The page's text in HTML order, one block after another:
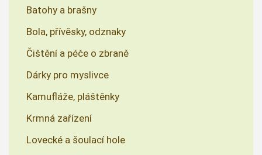
Batohy a brašny
Bola, přívěsky, odznaky
Čištění a péče o zbraně
Dárky pro myslivce
Kamufláže, pláštěnky
Krmná zařízení
Lovecké a šoulací hole